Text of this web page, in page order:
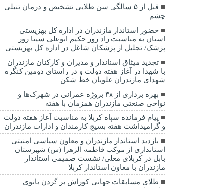
قبل از ۵ سالگی سن طلایی تشخیص و درمان تنبلی
چشم
حضور استاندار مازندران در اداره کل بهزیستی
استان به مناسبت زاد روز حکیم ابوعلی سینا روز
پزشک/ تجلیل از پزشکان شاغل در اداره کل بهزیستی
تجدید میثاق استاندار و مدیران و کارکنان مازندران
با شهدا در آغاز هفته دولت و در راستای دومین کنگره
شهدای مازندران علویان خط شکن
بهره برداری از ۳۸ بروژه عمرانی در شهرک‌ها و
نواحی صنعتی مازندران همزمان با هفته
پیام فرمانده سپاه کربلا به مناسبت آغاز هفته دولت
و گرامیداشت هفته بسیج کارمندان و ادارات مازندران
بازدید استاندار مازندران و معاون سیاسی امنیتی
استانداری از موکب فاطمه الزهرا (س) شهرستان
بابل در کربلای معلی/ نشست صمیمی استاندار
مازندران با معاون استاندار کربلا
طلای مسابقات جهانی کوراش بر گردن بانوی